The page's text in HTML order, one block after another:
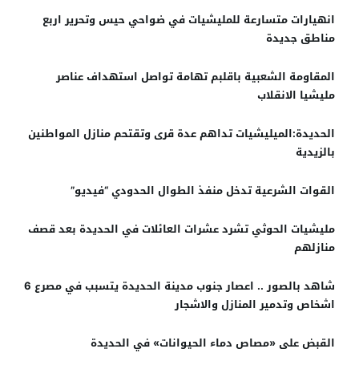
انهيارات متسارعة للمليشيات في ضواحي حيس وتحرير اربع
مناطق جديدة
المقاومة الشعبية باقلبم تهامة تواصل استهداف عناصر
مليشيا الانقلاب
الحديدة:الميليشيات تداهم عدة قرى وتقتحم منازل المواطنين
بالزيدية
القوات الشرعية تدخل منفذ الطوال الحدودي “فيديو”
مليشيات الحوثي تشرد عشرات العائلات في الحديدة بعد قصف
منازلهم
شاهد بالصور .. اعصار جنوب مدينة الحديدة يتسبب في مصرع 6
اشخاص وتدمير المنازل والاشجار
القبض على «مصاص دماء الحيوانات» في الحديدة